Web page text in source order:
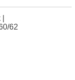
62